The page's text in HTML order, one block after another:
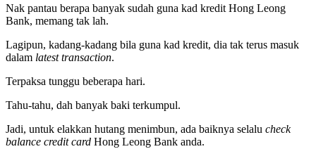
Nak pantau berapa banyak sudah guna kad kredit Hong Leong
Bank, memang tak lah.
Lagipun, kadang-kadang bila guna kad kredit, dia tak terus masuk
dalam latest transaction.
Terpaksa tunggu beberapa hari.
Tahu-tahu, dah banyak baki terkumpul.
Jadi, untuk elakkan hutang menimbun, ada baiknya selalu check
balance credit card Hong Leong Bank anda.